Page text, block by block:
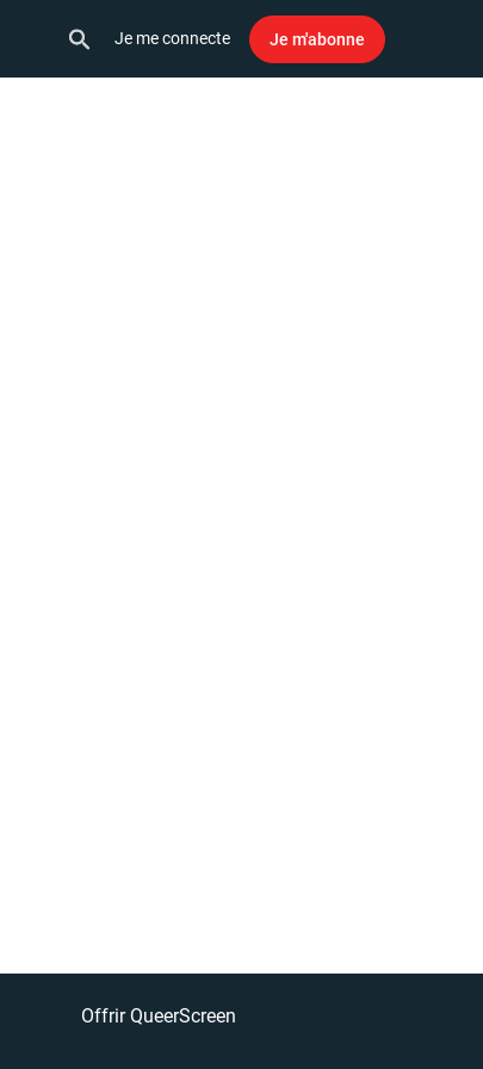
Je me connecte Je m'abonne
Offrir QueerScreen